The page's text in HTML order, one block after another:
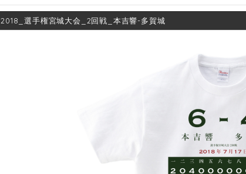
2018_選手権宮城大会_2回戦_本吉響-多賀城